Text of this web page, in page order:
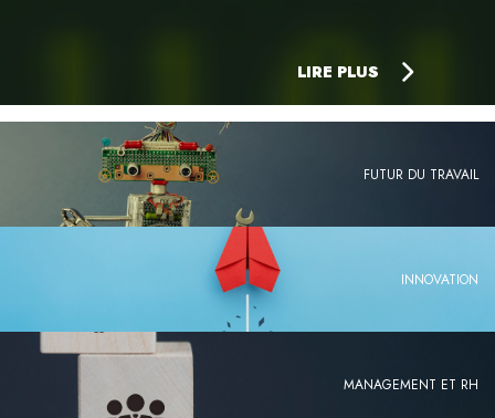
LIRE PLUS
FUTUR DU TRAVAIL
INNOVATION
MANAGEMENT ET RH